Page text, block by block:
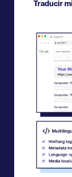
Traducir